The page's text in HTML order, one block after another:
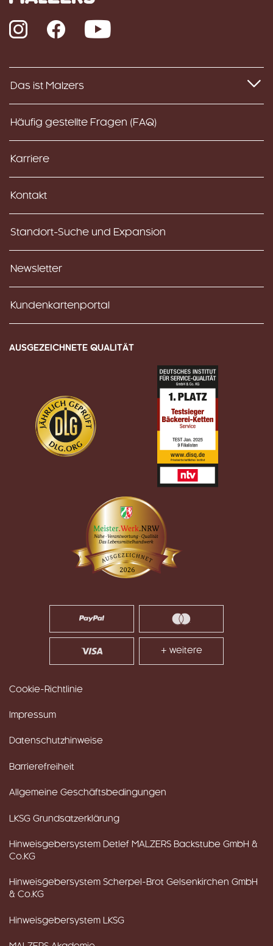
InstagramFacebook YouTube
Das ist Malzers
Häufig gestellte Fragen (FAQ)
Karriere
Kontakt
Standort-Suche und Expansion
Newsletter
Kundenkartenportal
AUSGEZEICHNETE QUALITÄT
+ weitere
Cookie-Richtlinie
Impressum
Datenschutzhinweise
Barrierefreiheit
Allgemeine Geschäftsbedingungen
LKSG Grundsatzerklärung
Hinweisgebersystem Detlef MALZERS Backstube GmbH &
Co.KG
Hinweisgebersystem Scherpel-Brot Gelsenkirchen GmbH
& Co.KG
Hinweisgebersystem LKSG